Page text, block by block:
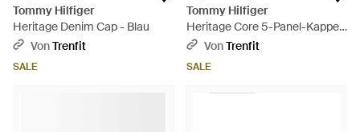
Tommy Hilfiger
Heritage Denim Cap - Blau
VonTrenfit
SALE
Tommy Hilfiger
Heritage Core 5-Panel-Kappe -
WeißVonTrenfit
SALE